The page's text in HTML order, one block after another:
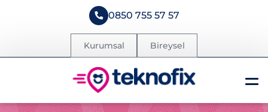
0850 755 57 57
Kurumsal Bireysel